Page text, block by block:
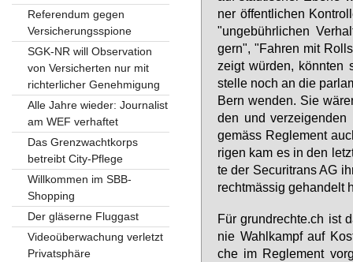
ner öf­fent­li­chen
"un­ge­bühr­li­chen
gern", "Fah­ren mit
zeigt wür­den, könn­ten
stel­le noch an die
Bern wen­den. Sie
den und ver­zei­gen­den
ge­mäss Re­gle­ment
ri­gen kam es in den
te der Se­cu­ri­trans AG
recht­mäs­sig ge­han­delt
Für grund­rech­te.ch ist
nie Wahl­kampf auf
che im Re­gle­ment
Referendum gegen
Versicherungsspione
SGK-NR will Observation
von Versicherten nur mit
richterlicher Genehmigung
Alle Jahre wieder: Journalist
am WEF verhaftet
Das Grenzwachtkorps
betreibt City-Pflege
Willkommen im SBB-
Shopping
Der gläserne Fluggast
Videoüberwachung verletzt
Privatsphäre